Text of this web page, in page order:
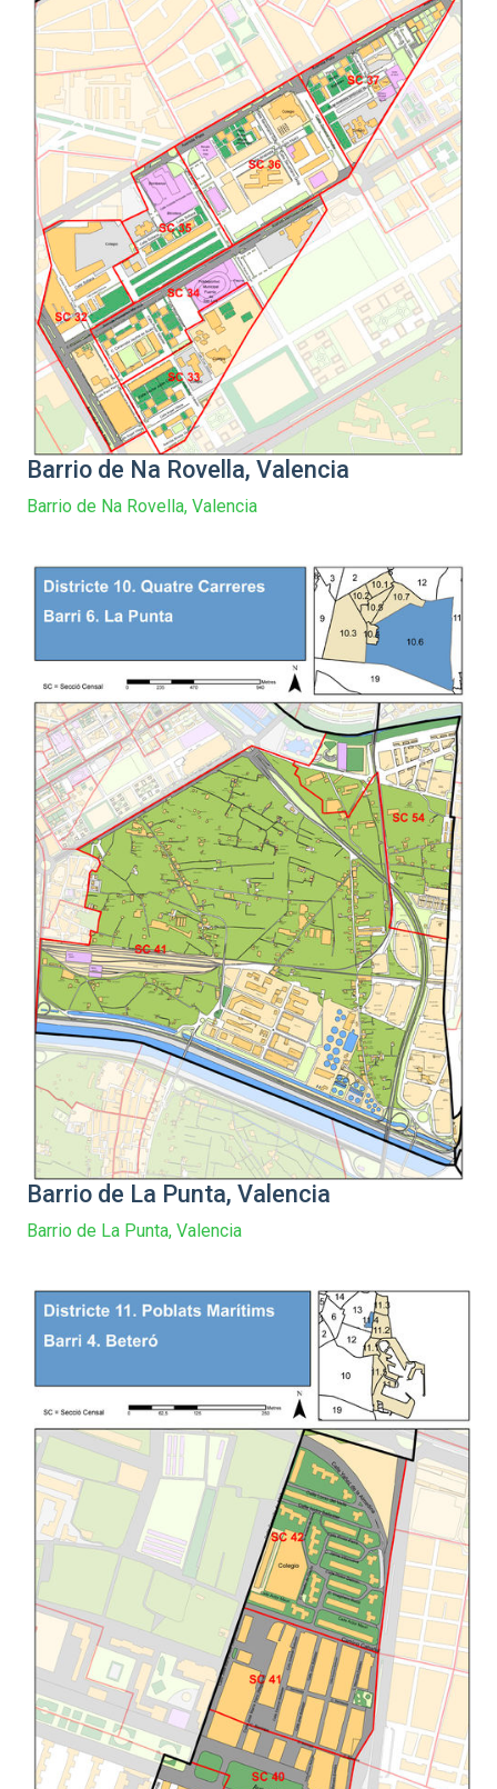
Barrio de Na Rovella, Valencia
Barrio de Na Rovella, Valencia
Barrio de La Punta, Valencia
Barrio de La Punta, Valencia